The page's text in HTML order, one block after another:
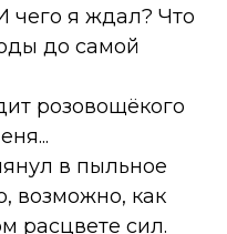
чего я ждал? Что
до самой
розовощёкого
в пыльное
возможно, как
расцвете сил.